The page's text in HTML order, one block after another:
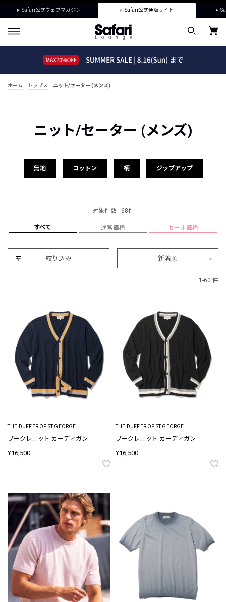
Safari公式ウェブマガジン Safari公式通販サイト
ホーム トップス ニット/セーター (メンズ)
ニット/セーター (メンズ)
無地 コットン 柄 ジップアップ
対象件数 : 68件
すべて 通常価格 セール価格
絞り込み 新着順
1-60 件
THE DUFFER OF ST.GEORGE
ブークレニット カーディガン
¥16,500
THE DUFFER OF ST.GEORGE
ブークレニット カーディガン
¥16,500